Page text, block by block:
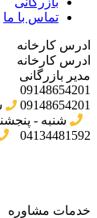
تماس با ما
ادرس کارخانه
ادرس کارخانه
مدیر بازرگانی
09148654201
09148654201
شنبه - پنجشنبه 09:00 -
04134481592
خدمات مشاوره